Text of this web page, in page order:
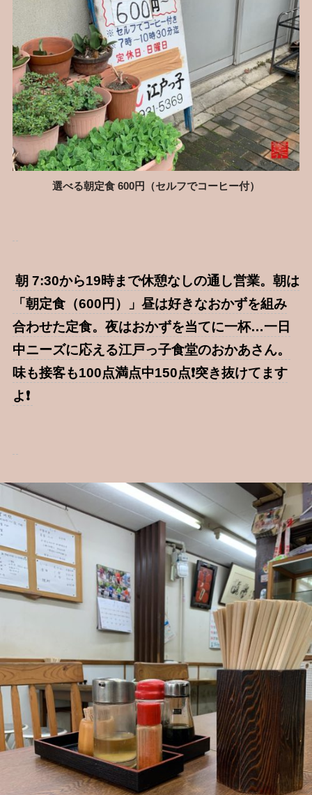
選べる朝定食 600円（セルフでコーヒー付）
朝 7:30から19時まで休憩なしの通し営業。朝は
「朝定食（600円）」昼は好きなおかずを組み
合わせた定食。夜はおかずを当てに一杯…一日
中ニーズに応える江戸っ子食堂のおかあさん。
味も接客も100点満点中150点❗️突き抜けてます
よ❗️